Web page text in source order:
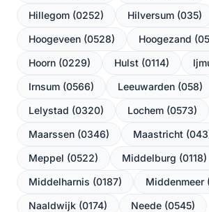
Hillegom (0252)
Hilversum (035)
Hoogeveen (0528)
Hoogezand
Hoorn (0229)
Hulst (0114)
Irnsum (0566)
Leeuwarden (058)
Lelystad (0320)
Lochem (0573)
Maarssen (0346)
Maastricht
Meppel (0522)
Middelburg (0118)
Middelharnis (0187)
Middenmeer
Naaldwijk (0174)
Neede (0545)